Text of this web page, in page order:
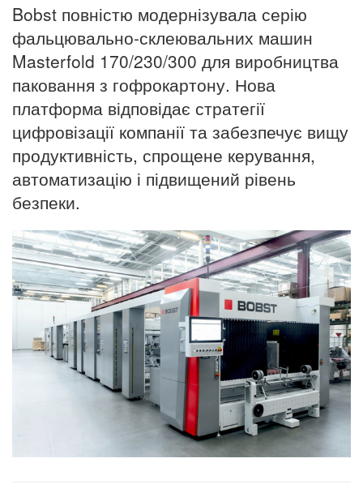
Bobst повністю модернізувала серію
фальцювально-склеювальних машин
Masterfold 170/230/300 для виробництва
паковання з гофрокартону. Нова
платформа відповідає стратегії
цифровізації компанії та забезпечує вищу
продуктивність, спрощене керування,
автоматизацію і підвищений рівень
безпеки.